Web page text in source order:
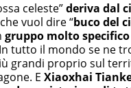
celeste”deriva dal
che vuol dire “buco del
gruppo molto
tutto il mondo se ne
grandi proprio sul
E Xiaoxhai